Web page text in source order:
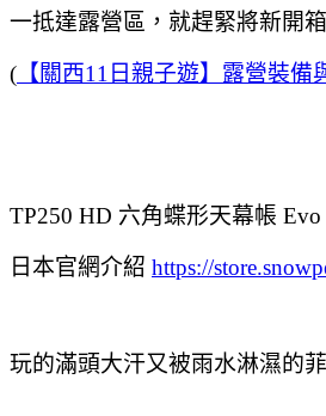
一抵達露營區 ，就趕緊將新開
( 【關西11日親子遊】露營裝
TP250 HD 六角蝶形天幕帳 Evo
日本官網介紹 https://
玩的滿頭大汗又被雨水淋濕的